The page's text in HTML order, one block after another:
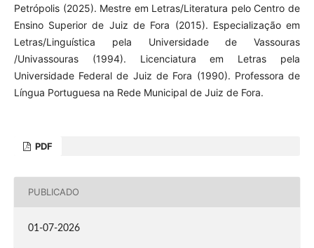
Petrópolis (2025). Mestre em Letras/Literatura pelo Centro de
Ensino Superior de Juiz de Fora (2015). Especialização em
Letras/Linguística pela Universidade de Vassouras
/Univassouras (1994). Licenciatura em Letras pela
Universidade Federal de Juiz de Fora (1990). Professora de
Língua Portuguesa na Rede Municipal de Juiz de Fora.
PDF
PUBLICADO
01-07-2026